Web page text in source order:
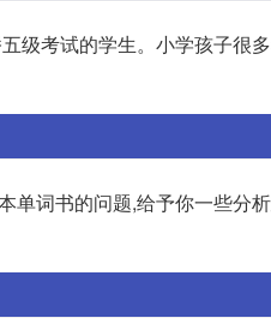
级考试的学生。小学孩子很
单词书的问题,给予你一些分